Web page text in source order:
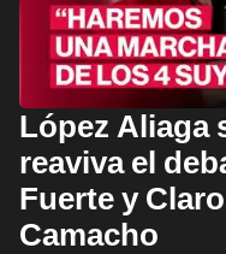
López Aliaga
reaviva el
Fuerte y
Camacho